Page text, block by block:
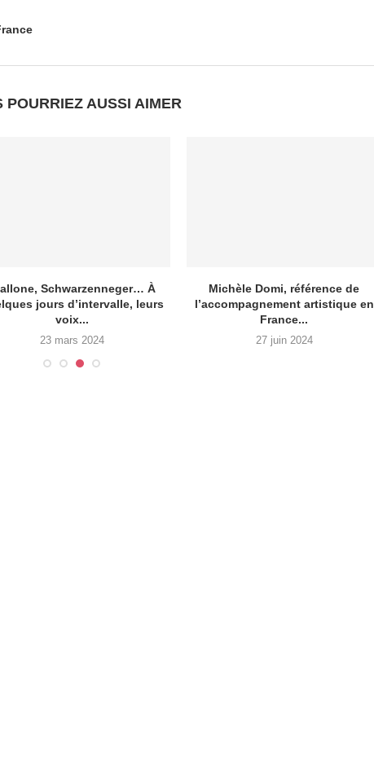
POURRIEZ AUSSI AIMER
Schwarzenneger… À
jours d’intervalle, leurs
voix...
23 mars 2024
Michèle Domi, référence de
l’accompagnement artistique en
France...
27 juin 2024